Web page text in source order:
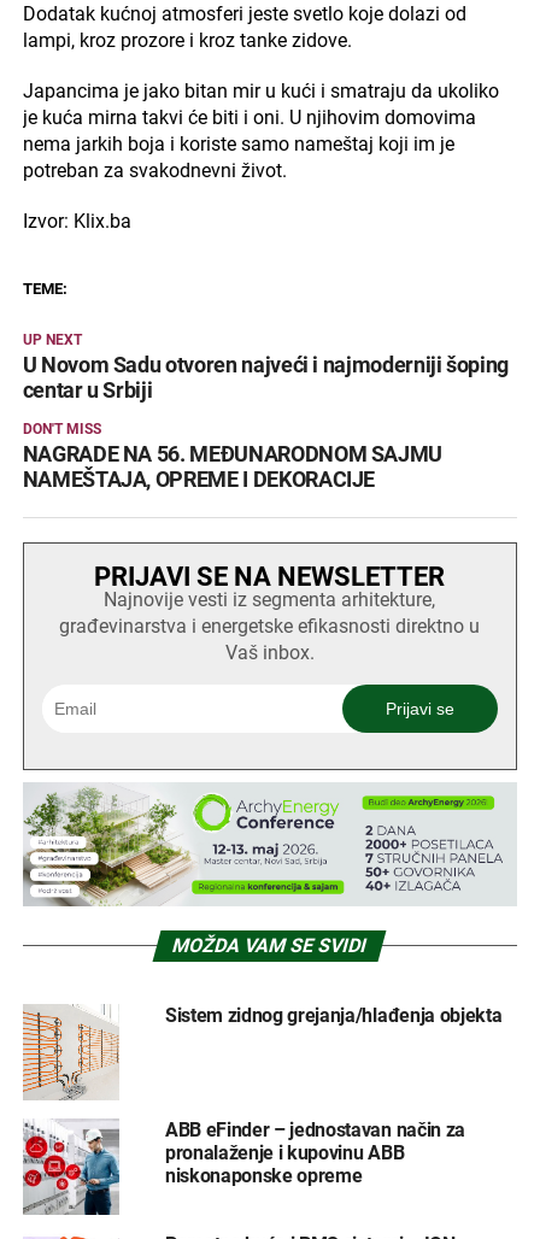
Dodatak kućnoj atmosferi jeste svetlo koje dolazi od
lampi, kroz prozore i kroz tanke zidove.
Japancima je jako bitan mir u kući i smatraju da ukoliko
je kuća mirna takvi će biti i oni. U njihovim domovima
nema jarkih boja i koriste samo nameštaj koji im je
potreban za svakodnevni život.
Izvor: Klix.ba
TEME:
UP NEXT
U Novom Sadu otvoren najveći i najmoderniji šoping
centar u Srbiji
DON'T MISS
NAGRADE NA 56. MEĐUNARODNOM SAJMU
NAMEŠTAJA, OPREME I DEKORACIJE
PRIJAVI SE NA NEWSLETTER
Najnovije vesti iz segmenta arhitekture,
građevinarstva i energetske efikasnosti direktno u
Vaš inbox.
MOŽDA VAM SE SVIDI
Sistem zidnog grejanja/hlađenja objekta
ABB eFinder – jednostavan način za
pronalaženje i kupovinu ABB
niskonaponske opreme